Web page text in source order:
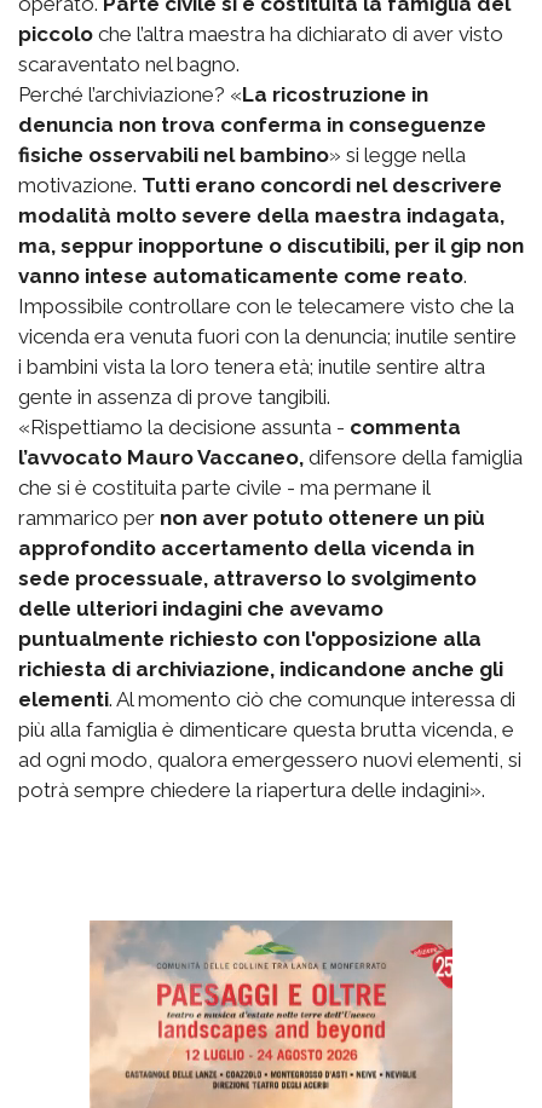
piccolo che l’altra maestra ha dichiarato di aver visto
scaraventato nel bagno.
Perché l’archiviazione? «La ricostruzione in
denuncia non trova conferma in conseguenze
fisiche osservabili nel bambino» si legge nella
motivazione. Tutti erano concordi nel descrivere
modalità molto severe della maestra indagata,
ma, seppur inopportune o discutibili, per il gip non
vanno intese automaticamente come reato.
Impossibile controllare con le telecamere visto che la
vicenda era venuta fuori con la denuncia; inutile sentire
i bambini vista la loro tenera età; inutile sentire altra
gente in assenza di prove tangibili.
«Rispettiamo la decisione assunta - commenta
l’avvocato Mauro Vaccaneo, difensore della famiglia
che si è costituita parte civile - ma permane il
rammarico per non aver potuto ottenere un più
approfondito accertamento della vicenda in
sede processuale, attraverso lo svolgimento
delle ulteriori indagini che avevamo
puntualmente richiesto con l'opposizione alla
richiesta di archiviazione, indicandone anche gli
elementi. Al momento ciò che comunque interessa di
più alla famiglia è dimenticare questa brutta vicenda, e
ad ogni modo, qualora emergessero nuovi elementi, si
potrà sempre chiedere la riapertura delle indagini».